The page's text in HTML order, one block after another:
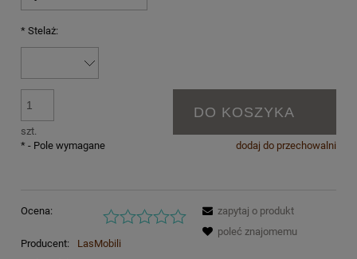
* Stelaż:
szt.
DO KOSZYKA
dodaj do przechowalni
* - Pole wymagane
Ocena:
Producent:
LasMobili
zapytaj o produkt
poleć znajomemu